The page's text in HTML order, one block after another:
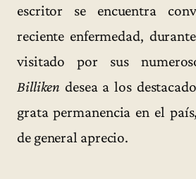
escritor se encuentra
reciente enfermedad,
visitado por sus
Billiken desea a los
grata permanencia en el
de general aprecio.